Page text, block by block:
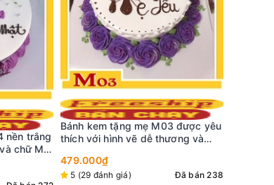
được yêu
và
và dưới
Bánh kem M43 đóa hoa tulip màu
369.000₫